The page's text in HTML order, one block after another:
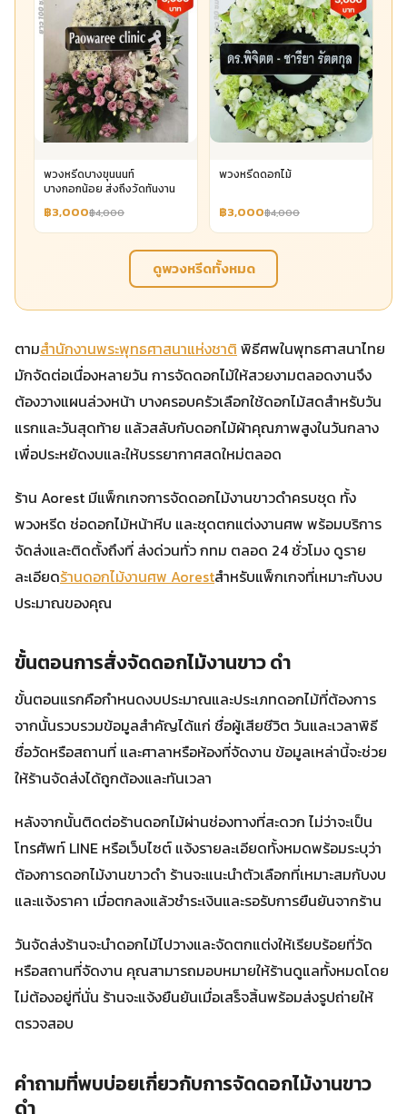
พวงหรีดบางขุนนนท์
บางกอกน้อย ส่งถึงวัดทันงาน
฿3,000฿4,000
พวงหรีดดอกไม้
฿3,000฿4,000
ดูพวงหรีดทั้งหมด
ตามสำนักงานพระพุทธศาสนาแห่งชาติ พิธีศพในพุทธศาสนาไทย
มักจัดต่อเนื่องหลายวัน การจัดดอกไม้ให้สวยงามตลอดงานจึง
ต้องวางแผนล่วงหน้า บางครอบครัวเลือกใช้ดอกไม้สดสำหรับวัน
แรกและวันสุดท้าย แล้วสลับกับดอกไม้ผ้าคุณภาพสูงในวันกลาง
เพื่อประหยัดงบและให้บรรยากาศสดใหม่ตลอด
ร้าน Aorest มีแพ็กเกจการจัดดอกไม้งานขาวดำครบชุด ทั้ง
พวงหรีด ช่อดอกไม้หน้าหีบ และชุดตกแต่งงานศพ พร้อมบริการ
จัดส่งและติดตั้งถึงที่ ส่งด่วนทั่ว กทม ตลอด 24 ชั่วโมง ดูราย
ละเอียดร้านดอกไม้งานศพ Aorestสำหรับแพ็กเกจที่เหมาะกับงบ
ประมาณของคุณ
ขั้นตอนการสั่งจัดดอกไม้งานขาว ดํา
ขั้นตอนแรกคือกำหนดงบประมาณและประเภทดอกไม้ที่ต้องการ
จากนั้นรวบรวมข้อมูลสำคัญได้แก่ ชื่อผู้เสียชีวิต วันและเวลาพิธี
ชื่อวัดหรือสถานที่ และศาลาหรือห้องที่จัดงาน ข้อมูลเหล่านี้จะช่วย
ให้ร้านจัดส่งได้ถูกต้องและทันเวลา
หลังจากนั้นติดต่อร้านดอกไม้ผ่านช่องทางที่สะดวก ไม่ว่าจะเป็น
โทรศัพท์ LINE หรือเว็บไซต์ แจ้งรายละเอียดทั้งหมดพร้อมระบุว่า
ต้องการดอกไม้งานขาวดำ ร้านจะแนะนำตัวเลือกที่เหมาะสมกับงบ
และแจ้งราคา เมื่อตกลงแล้วชำระเงินและรอรับการยืนยันจากร้าน
วันจัดส่งร้านจะนำดอกไม้ไปวางและจัดตกแต่งให้เรียบร้อยที่วัด
หรือสถานที่จัดงาน คุณสามารถมอบหมายให้ร้านดูแลทั้งหมดโดย
ไม่ต้องอยู่ที่นั่น ร้านจะแจ้งยืนยันเมื่อเสร็จสิ้นพร้อมส่งรูปถ่ายให้
ตรวจสอบ
คำถามที่พบบ่อยเกี่ยวกับการจัดดอกไม้งานขาว
ดํา